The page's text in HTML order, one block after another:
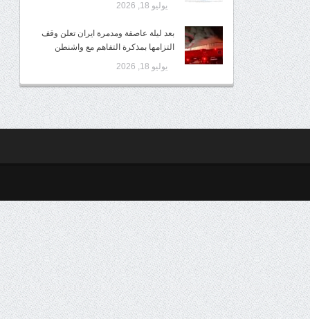
يوليو 18, 2026
بعد ليلة عاصفة ومدمرة ايران تعلن وقف
التزامها بمذكرة التفاهم مع واشنطن
يوليو 18, 2026